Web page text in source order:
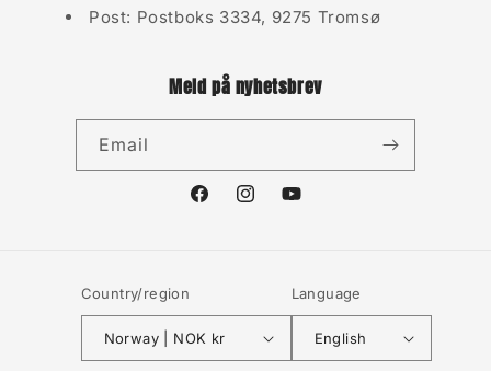
Post: Postboks 3334, 9275 Tromsø
Meld på nyhetsbrev
Email
FacebookInstagramYouTube
Country/region
Norway | NOK kr
Language
English